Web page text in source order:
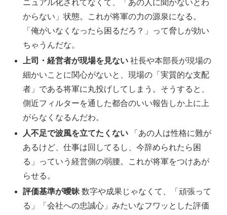
ニュアル化されてなくて、「あの人に聞かないとわ
からない」状態。これが将軍の力の源泉になる。
「俺がいなくなったら困るだろ？」って脅しが効い
ちゃうんだな。
上司・経営者が現場を見ない 社長や本部長が現場の
細かいことに関心がないと、現場の「実質的な支配
者」である将軍に丸投げしてしまう。そうすると、
側近フィルターを通した都合のいい報告しか上に上
がらなくなるんだわ。
人不足で波風を立てたくない 「あの人は性格に難が
あるけど、仕事は回してるし、今辞められたら困
る」っていう経営側の弱腰。これが将軍をつけあが
らせる。
評価基準が曖昧 数字や成果じゃなくて、「頑張って
る」「会社への忠誠心」みたいなフワッとした評価